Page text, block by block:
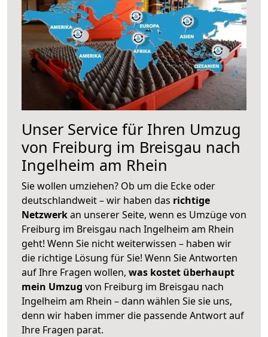
Unser Service für Ihren Umzug
von Freiburg im Breisgau nach
Ingelheim am Rhein
Sie wollen umziehen? Ob um die Ecke oder
deutschlandweit – wir haben das richtige
Netzwerkan unserer Seite, wenn es Umzüge von
Freiburg im Breisgau nach Ingelheim am Rhein
geht! Wenn Sie nicht weiterwissen – haben wir
die richtige Lösung für Sie! Wenn Sie Antworten
auf Ihre Fragen wollen, was kostet überhaupt
mein Umzug von Freiburg im Breisgau nach
Ingelheim am Rhein – dann wählen Sie sie uns,
denn wir haben immer die passende Antwort auf
Ihre Fragen parat.